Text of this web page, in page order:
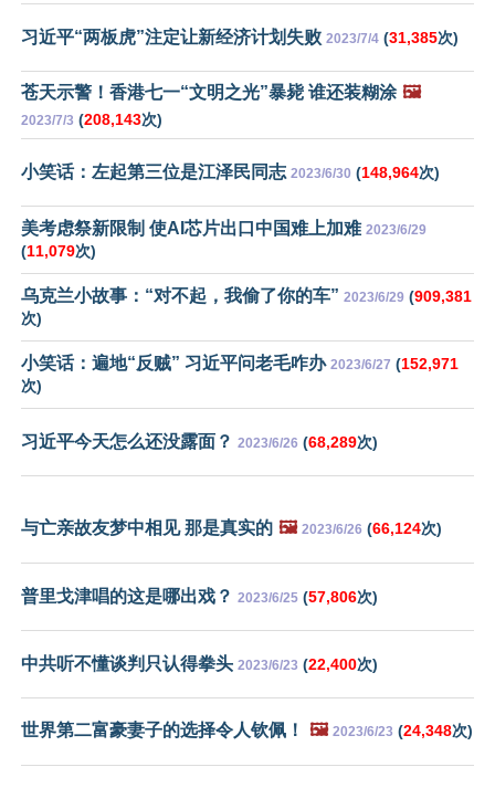
习近平“两板虎”注定让新经济计划失败 2023/7/4 (31,385次)
苍天示警！香港七一“文明之光”暴毙 谁还装糊涂 🖼️
2023/7/3 (208,143次)
小笑话：左起第三位是江泽民同志 2023/6/30 (148,964次)
美考虑祭新限制 使AI芯片出口中国难上加难 2023/6/29
(11,079次)
乌克兰小故事：“对不起，我偷了你的车” 2023/6/29 (909,381
次)
小笑话：遍地“反贼” 习近平问老毛咋办 2023/6/27 (152,971
次)
习近平今天怎么还没露面？ 2023/6/26 (68,289次)
与亡亲故友梦中相见 那是真实的 🖼️ 2023/6/26 (66,124次)
普里戈津唱的这是哪出戏？ 2023/6/25 (57,806次)
中共听不懂谈判只认得拳头 2023/6/23 (22,400次)
世界第二富豪妻子的选择令人钦佩！ 🖼️ 2023/6/23 (24,348次)